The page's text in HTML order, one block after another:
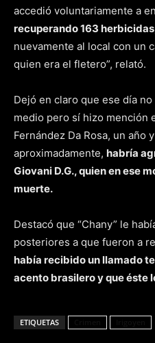
accedió voluntariamente a
recuperando 163 herbicidas
nuevamente al local con un
quien era el fletero”, relató.
Dejó en claro que ese día
medio pero sí hizo mención
Fernández Da Rosa, un año
aproximadamente, habría
Giovani D.G., quien en ese
muerte.
Destacó que “Chany” le
posteriores a que fueron a
había recibido un llamado
acento brasilero y que éste
ETIQUETAS